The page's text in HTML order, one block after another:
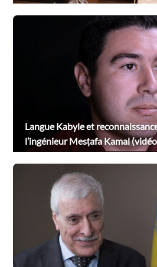
Langue Kabyle et
l’ingénieur Mesṭafa Kamal